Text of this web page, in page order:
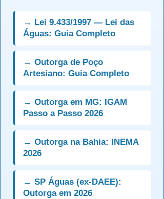
→ Lei 9.433/1997 — Lei das
Águas: Guia Completo
→ Outorga de Poço
Artesiano: Guia Completo
→ Outorga em MG: IGAM
Passo a Passo 2026
→ Outorga na Bahia: INEMA
2026
→ SP Águas (ex-DAEE):
Outorga em 2026